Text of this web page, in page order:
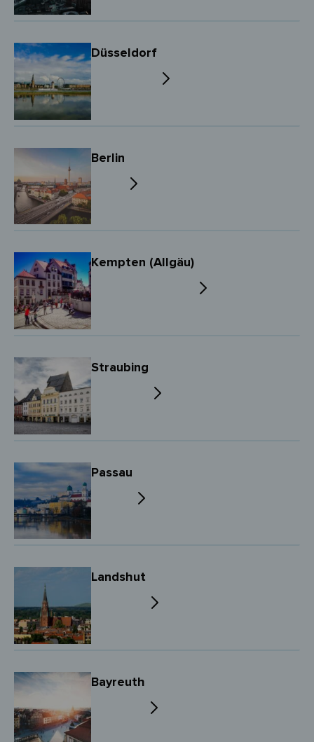
Düsseldorf
Berlin
Kempten (Allgäu)
Straubing
Passau
Landshut
Bayreuth